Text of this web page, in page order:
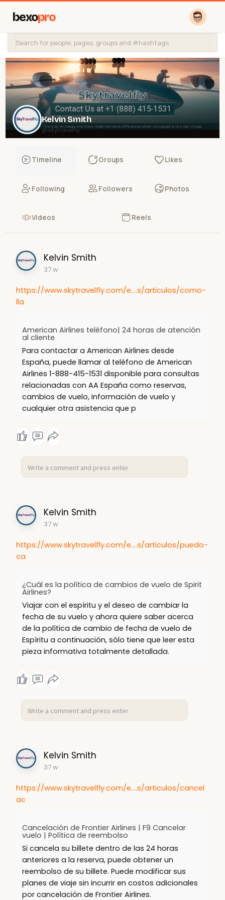
bexopro
Kelvin Smith
@skytravelfly
Timeline Groups Likes
Following Followers Photos
Videos Reels
Kelvin Smith
37 w
https://www.skytravelfly.com/e....s/articulos/como-
lla
American Airlines teléfono| 24 horas de atención
al cliente
Para contactar a American Airlines desde
España, puede llamar al teléfono de American
Airlines 1-888-415-1531 disponible para consultas
relacionadas con AA España como reservas,
cambios de vuelo, información de vuelo y
cualquier otra asistencia que p
Kelvin Smith
37 w
https://www.skytravelfly.com/e....s/articulos/puedo-
ca
¿Cuál es la política de cambios de vuelo de Spirit
Airlines?
Viajar con el espíritu y el deseo de cambiar la
fecha de su vuelo y ahora quiere saber acerca
de la política de cambio de fecha de vuelo de
Espíritu a continuación, sólo tiene que leer esta
pieza informativa totalmente detallada.
Kelvin Smith
37 w
https://www.skytravelfly.com/e....s/articulos/cancel
ac
Cancelación de Frontier Airlines | F9 Cancelar
vuelo | Política de reembolso
Si cancela su billete dentro de las 24 horas
anteriores a la reserva, puede obtener un
reembolso de su billete. Puede modificar sus
planes de viaje sin incurrir en costos adicionales
por cancelación de Frontier Airlines.